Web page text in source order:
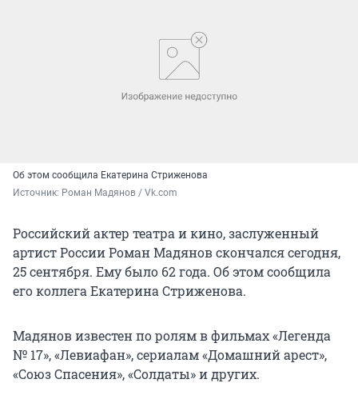
Об этом сообщила Екатерина Стриженова
Источник: Роман Мадянов / Vk.com
Российский актер театра и кино, заслуженный
артист России Роман Мадянов скончался сегодня,
25 сентября. Ему было 62 года. Об этом сообщила
его коллега Екатерина Стриженова.
Мадянов известен по ролям в фильмах «Легенда
№ 17», «Левиафан», сериалам «Домашний арест»,
«Союз Спасения», «Солдаты» и других.